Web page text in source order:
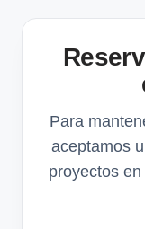
Para
aceptamos
proyectos